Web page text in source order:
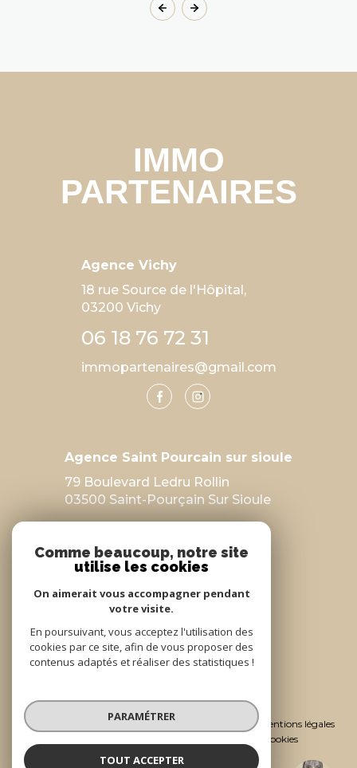
Agence Vichy
18 rue Source de l'Hôpital,
03200 Vichy
06 18 76 72 31
immopartenaires@gmail.com
Agence Saint Pourcain sur sioule
79 Boulevard Ledru Rollin
03500 Saint-Pourçain Sur Sioule
immopartenaires@gmail.com
© 2026 | Tous droits réservés
Nos honoraires
Nos partenaires
Mentions légales
Cookies
Comme beaucoup, notre site
utilise les cookies
On aimerait vous accompagner pendant
votre visite.
En poursuivant, vous acceptez l'utilisation des
cookies par ce site, afin de vous proposer des
contenus adaptés et réaliser des statistiques !
PARAMÉTRER
TOUT ACCEPTER